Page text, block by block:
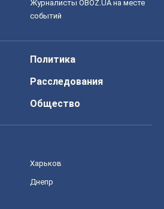
Журналисты OBOZ.UA на месте
событий
Политика
Расследования
Общество
Харьков
Днепр